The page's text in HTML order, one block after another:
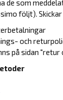
de som
följt).
och
på sidan "retur